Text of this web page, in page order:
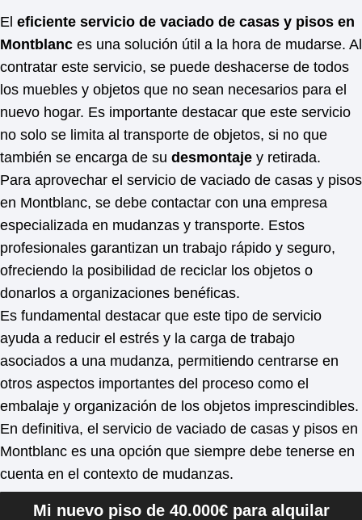
El eficiente servicio de vaciado de casas y pisos en
Montblanc es una solución útil a la hora de mudarse. Al
contratar este servicio, se puede deshacerse de todos
los muebles y objetos que no sean necesarios para el
nuevo hogar. Es importante destacar que este servicio
no solo se limita al transporte de objetos, si no que
también se encarga de su desmontaje y retirada.
Para aprovechar el servicio de vaciado de casas y pisos
en Montblanc, se debe contactar con una empresa
especializada en mudanzas y transporte. Estos
profesionales garantizan un trabajo rápido y seguro,
ofreciendo la posibilidad de reciclar los objetos o
donarlos a organizaciones benéficas.
Es fundamental destacar que este tipo de servicio
ayuda a reducir el estrés y la carga de trabajo
asociados a una mudanza, permitiendo centrarse en
otros aspectos importantes del proceso como el
embalaje y organización de los objetos imprescindibles.
En definitiva, el servicio de vaciado de casas y pisos en
Montblanc es una opción que siempre debe tenerse en
cuenta en el contexto de mudanzas.
Mi nuevo piso de 40.000€ para alquilar